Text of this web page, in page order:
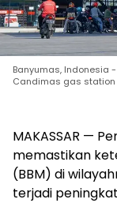
Banyumas, Indonesia
Candimas gas
MAKASSAR —
memastikan
(BBM) di
terjadi